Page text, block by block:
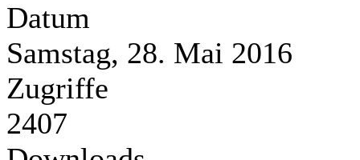
Datum
Samstag, 28. Mai 2016
Zugriffe
2407